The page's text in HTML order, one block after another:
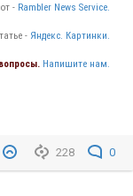
- Rambler News Service.
- Яндекс. Картинки.
Напишите нам.
228 0